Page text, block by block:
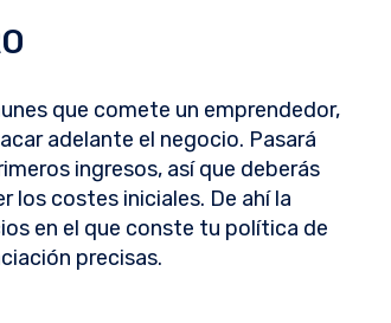
que comete un emprendedor,
adelante el negocio. Pasará
ingresos, así que deberás
los costes iniciales. De ahí la
en el que conste tu política de
precisas.